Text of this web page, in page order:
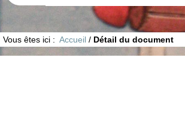
Vous êtes ici : Accueil / Détail du document